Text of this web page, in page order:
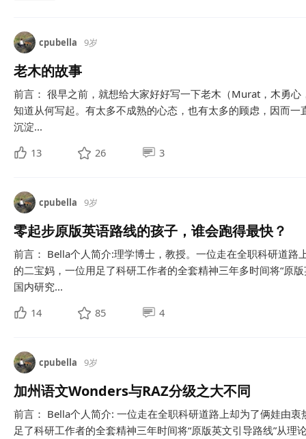
cpubella 9岁
老木的故事
前言： 很早之前，就想给大家好好写一下老木（Murat，木勇
知道从何写起。有太多不成熟的心态，也有太多的顾虑，因而
沉淀...
13
26 3
cpubella 9岁
零起步原版英语路线的孩子，谁会跑得最快？
前言： Bella个人简介:理学博士，教授。一位走在全职科研道路
的二宝妈，一位用足了科研工作者的全套精神三年多时间将“原
国内研究...
14
85 4
cpubella 9岁
加州语文Wonders与RAZ分级之大不同
前言： Bella个人简介: 一位走在全职科研道路上却为了俩娃由
足了科研工作者的全套精神三年时间将“原版英文引导路线”从理